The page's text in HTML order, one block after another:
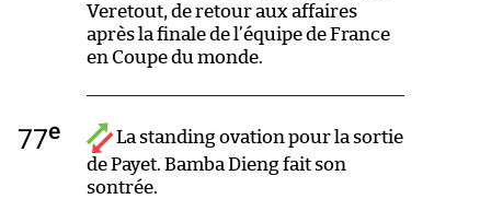
Veretout, de retour aux affaires
après la finale de l’équipe de France
en Coupe du monde.
77e
La standing ovation pour la sortie
de Payet. Bamba Dieng fait son
sontrée.